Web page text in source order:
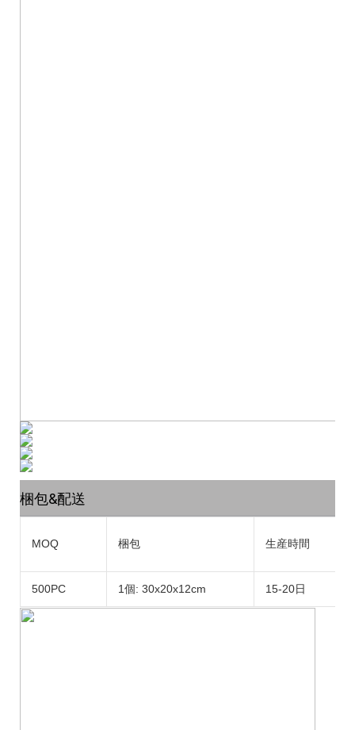
梱包&配送
MOQ 梱包 生産時間
500PC 1個: 30x20x12cm 15-20日